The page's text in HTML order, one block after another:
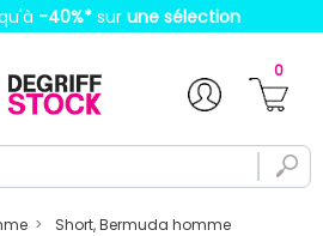
-40%* sur une sélection
0
Short, Bermuda homme